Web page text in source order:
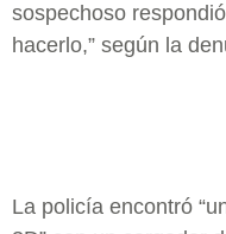
sospechoso
hacerlo,” según la
La policía encontró